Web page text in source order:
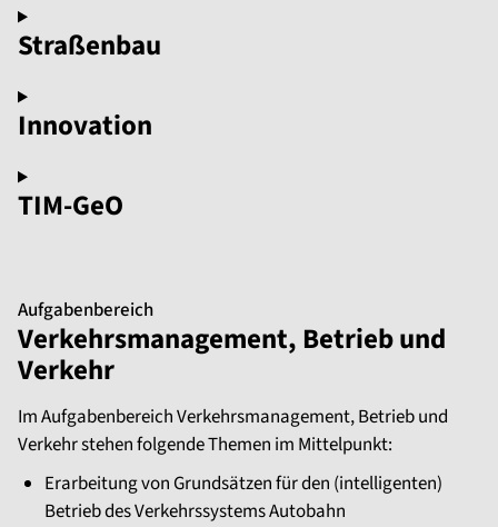
Straßenbau
Innovation
TIM-GeO
Aufgabenbereich
Verkehrsmanagement, Betrieb und
Verkehr
Im Aufgabenbereich Verkehrsmanagement, Betrieb und
Verkehr stehen folgende Themen im Mittelpunkt:
Erarbeitung von Grundsätzen für den (intelligenten)
Betrieb des Verkehrssystems Autobahn